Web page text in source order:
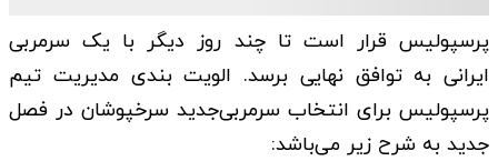
پرسپولیس قرار است تا چند روز دیگر با یک سرمربی
ایرانی به توافق نهایی برسد. الویت بندی مدیریت تیم
پرسپولیس برای انتخاب سرمربی‌جدید سرخپوشان در فصل
جدید به شرح زیر می‌باشد: